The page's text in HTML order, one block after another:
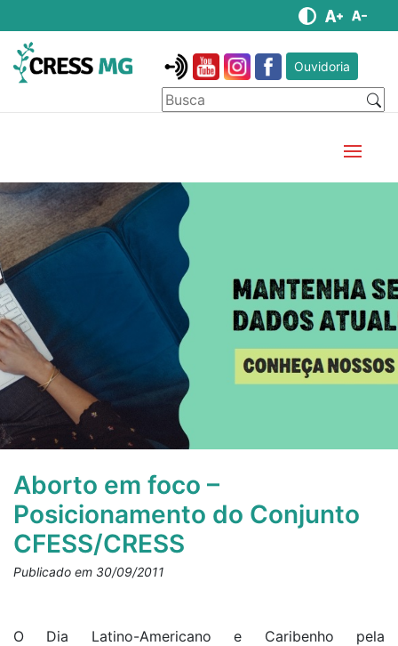
Ouvidoria
Aborto em foco –
Posicionamento do Conjunto
CFESS/CRESS
Publicado em 30/09/2011
O Dia Latino-Americano e Caribenho pela